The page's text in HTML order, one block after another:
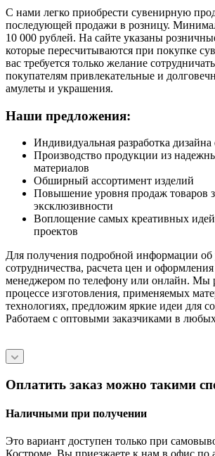
С нами легко приобрести сувенирную
последующей продажи в розницу.
10 000 рублей. На сайте указаны
которые пересчитываются при покупке
вас требуется только желание
покупателям привлекательные и
амулеты и украшения.
Наши предложения:
Индивидуальная разработка дизайна
Производство продукции из
материалов
Обширный ассортимент изделий
Повышение уровня продаж товаров
эксклюзивности
Воплощение самых креативных
проектов
Для получения подробной информации об
сотрудничества, расчета цен и оформления
менеджером по телефону или онлайн. Мы
процессе изготовления, применяемых
технологиях, предложим яркие идеи для
Работаем с оптовыми заказчиками в
Оплатить заказ можно такими
Наличными при получении
Это вариант доступен только при